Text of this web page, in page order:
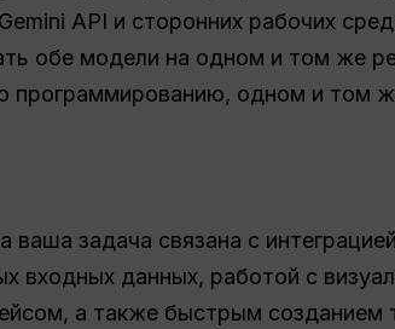
API и сторонних рабочих
обе модели на одном и том же
программированию, одном и том
ваша задача связана с
входных данных, работой с
а также быстрым созданием